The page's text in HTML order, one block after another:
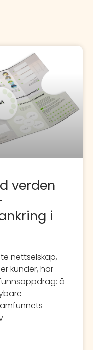
verden
i
nettselskap,
kunder, har
å